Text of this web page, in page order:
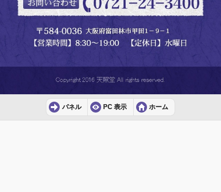
パネル PC 表示 ホーム